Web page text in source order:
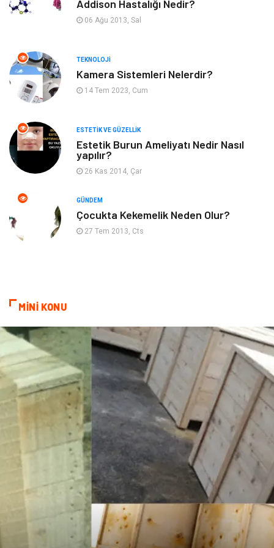
Organizasyon Hastalıklar
Kadın Hastalıkları Alternatif Tıp
Güzellik
Beslenme
Psikolojik Hastalıklar
Kanser
Bakım Aksesuar
Sağlık Haberleri Blogroll
Spor Malzemeleri Hediyelik Eşya
Acil ve İlkyardım
Addison Hastalığı Nedir?
06 Ağu 2013, Sal
TEKNOLOJI
Kamera Sistemleri Nelerdir?
14 Tem 2023, Cum
ESTETIK VE GÜZELLIK
Estetik Burun Ameliyatı Nedir Nasıl
yapılır?
26 Kas 2014, Çar
GÜNDEM
Çocukta Kekemelik Neden Olur?
27 Tem 2013, Cts
MİNİ KONU